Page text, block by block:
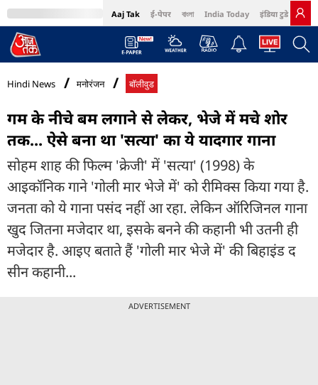
Aaj Tak ई-पेपर বাংলা India Today इंडिया टुडे हिंदी
MumbaiTak Cosmopolitan Harper's Bazaar Northeast
Hindi News मनोरंजन बॉलीवुड
गम के नीचे बम लगाने से लेकर, भेजे में मचे शोर
तक... ऐसे बना था 'सत्या' का ये यादगार गाना
सोहम शाह की फिल्म 'क्रेजी' में 'सत्या' (1998) के
आइकॉनिक गाने 'गोली मार भेजे में' को रीमिक्स किया गया है.
जनता को ये गाना पसंद नहीं आ रहा. लेकिन ऑरिजिनल गाना
खुद जितना मजेदार था, इसके बनने की कहानी भी उतनी ही
मजेदार है. आइए बताते हैं 'गोली मार भेजे में' की बिहाइंड द
सीन कहानी...
ADVERTISEMENT